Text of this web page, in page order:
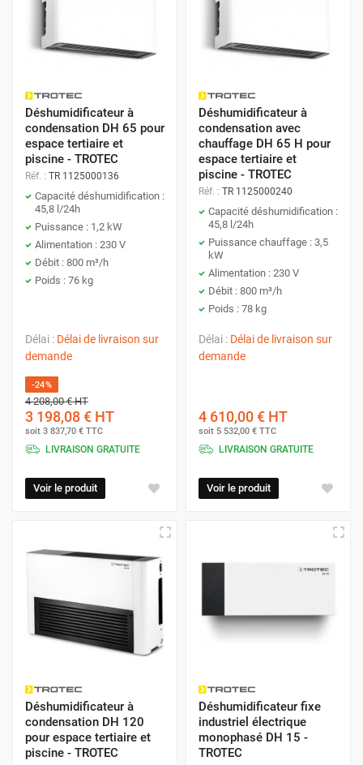
Déshumidificateur à
condensation DH 65 pour
espace tertiaire et
piscine - TROTEC
Réf. : TR 1125000136
Capacité déshumidification :
45,8 l/24h
Puissance : 1,2 kW
Alimentation : 230 V
Débit : 800 m³/h
Poids : 76 kg
Délai : Délai de livraison sur
demande
-24%
4 208,00 €HT
3 198,08 € HT
soit 3 837,70 € TTC
LIVRAISON GRATUITE
Voir le produit
Déshumidificateur à
condensation avec
chauffage DH 65 H pour
espace tertiaire et
piscine - TROTEC
Réf. : TR 1125000240
Capacité déshumidification :
45,8 l/24h
Puissance chauffage : 3,5
kW
Alimentation : 230 V
Débit : 800 m³/h
Poids : 78 kg
Délai : Délai de livraison sur
demande
4 610,00 € HT
soit 5 532,00 € TTC
LIVRAISON GRATUITE
Voir le produit
Déshumidificateur à
condensation DH 120
pour espace tertiaire et
piscine - TROTEC
Déshumidificateur fixe
industriel électrique
monophasé DH 15 -
TROTEC